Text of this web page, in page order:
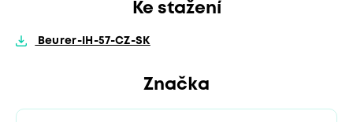
Ke stažení
Beurer-IH-57-CZ-SK
Značka